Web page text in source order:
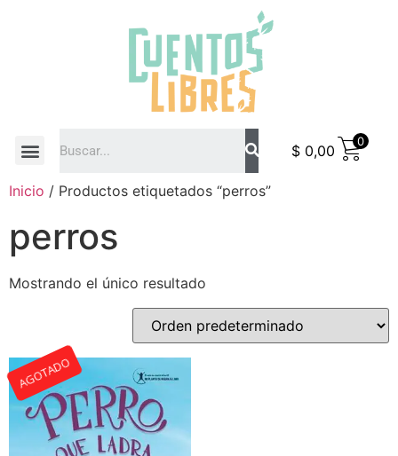
$ 0,00
0
Inicio / Productos etiquetados “perros”
perros
Mostrando el único resultado
AGOTADO